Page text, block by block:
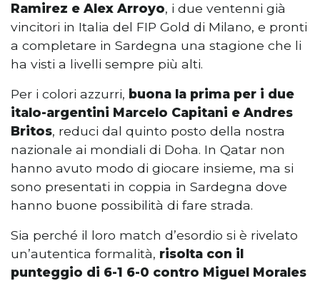
Ramirez e Alex Arroyo, i due ventenni già
vincitori in Italia del FIP Gold di Milano, e pronti
a completare in Sardegna una stagione che li
ha visti a livelli sempre più alti.
Per i colori azzurri, buona la prima per i due
italo-argentini Marcelo Capitani e Andres
Britos, reduci dal quinto posto della nostra
nazionale ai mondiali di Doha. In Qatar non
hanno avuto modo di giocare insieme, ma si
sono presentati in coppia in Sardegna dove
hanno buone possibilità di fare strada.
Sia perché il loro match d’esordio si è rivelato
un’autentica formalità, risolta con il
punteggio di 6-1 6-0 contro Miguel Morales